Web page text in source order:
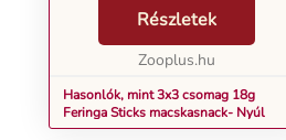
összeállított receptúrák
gabonamentesek és nagy
arányban tartalmaznak értékes ál...
Részletek
Zooplus.hu
Hasonlók, mint 3x3 csomag 18g
Feringa Sticks macskasnack- Nyúl